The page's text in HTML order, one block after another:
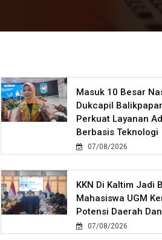
Masuk 10 Besar
Dukcapil
Perkuat Layanan
Berbasis Teknologi
07/08/2026
KKN Di Kaltim Jadi
Mahasiswa UGM
Potensi Daerah
07/08/2026